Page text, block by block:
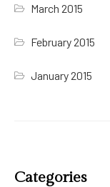
March 2015
February 2015
January 2015
Categories